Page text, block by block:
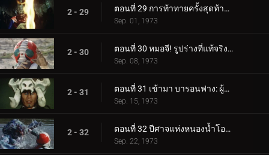
2 - 29 ตอนที่ 29 การท้าทายครั้งสุดท้ายของหมอจี!
Sep. 01, 1973
2 - 30 ตอนที่ 30 หมอจี! รูปร่างที่แท้จริงของความชั่วร้ายคือ...?
Sep. 08, 1973
2 - 31 ตอนที่ 31 เข้ามา บารอนฟาง: ผู้บัญชาการแห่งคำสาป!!
Sep. 15, 1973
2 - 32 ตอนที่ 32 ปีศาจแห่งหนองน้ำโอนิบิ: หน่วยสอดแนมไรเดอร์ถูกทำลายล้าง!?
Sep. 22, 1973